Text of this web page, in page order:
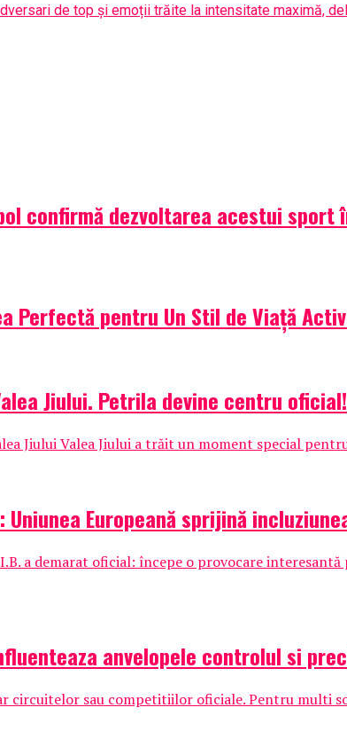
de top și emoții trăite la intensitate maximă,
confirmă dezvoltarea acestui sport
Perfectă pentru Un Stil de Viață
Jiului. Petrila devine centru oficial!
Jiului Valea Jiului a trăit un moment special
Uniunea Europeană sprijină
a demarat oficial: începe o provocare
anvelopele controlul si
circuitelor sau competitiilor oficiale. Pentru